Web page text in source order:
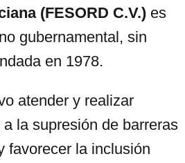
(FESORD C.V.) es
gubernamental, sin
en 1978.
atender y realizar
la supresión de barreras
favorecer la inclusión